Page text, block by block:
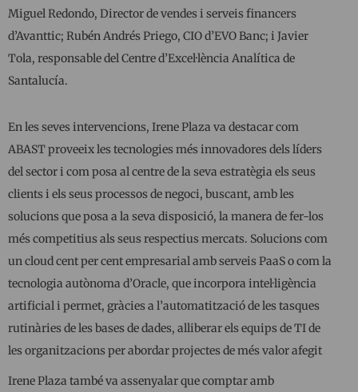
Miguel Redondo, Director de vendes i serveis financers
d’Avanttic; Rubén Andrés Priego, CIO d’EVO Banc; i Javier
Tola, responsable del Centre d’Excel·lència Analítica de
Santalucía.
En les seves intervencions, Irene Plaza va destacar com
ABAST proveeix les tecnologies més innovadores dels líders
del sector i com posa al centre de la seva estratègia els seus
clients i els seus processos de negoci, buscant, amb les
solucions que posa a la seva disposició, la manera de fer-los
més competitius als seus respectius mercats. Solucions com
un cloud cent per cent empresarial amb serveis PaaS o com la
tecnologia autònoma d’Oracle, que incorpora intel·ligència
artificial i permet, gràcies a l’automatització de les tasques
rutinàries de les bases de dades, alliberar els equips de TI de
les organitzacions per abordar projectes de més valor afegit
Irene Plaza també va assenyalar que comptar amb